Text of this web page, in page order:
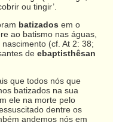
ou tingir’.
batizados em o
ao batismo nas águas,
(cf. At 2: 38;
de ebaptisthêsan
que todos nós que
batizados na sua
ele na morte pelo
dentre os
andemos nós em